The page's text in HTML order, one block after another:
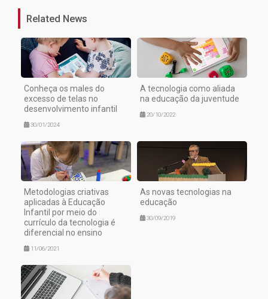
Related News
Conheça os males do
excesso de telas no
desenvolvimento infantil
30/01/2024
A tecnologia como aliada
na educação da juventude
20/10/2022
Metodologias criativas
aplicadas à Educação
Infantil por meio do
currículo da tecnologia é
diferencial no ensino
11/06/2021
As novas tecnologias na
educação
30/09/2019